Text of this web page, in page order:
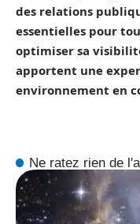
des relations
essentielles pour
optimiser sa
apportent une
environnement en
Ne ratez rien de